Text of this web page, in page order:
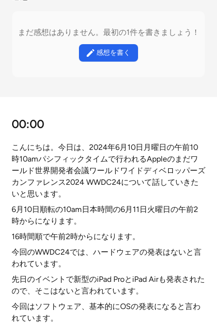
まだ感想はありません。最初の1件を書きましょう！
感想を書く
00:00
こんにちは。今日は、2024年6月10日月曜日の午前10
時10amパシフィックタイムで行われるAppleのまだワ
ールド世界開発者会議ワールドワイドディベロッパーズ
カンファレンス2024 WWDC24について話していきた
いと思います。
6月10日順転の10am日本時間の6月11日火曜日の午前2
時からになります。
16時間順で午前2時からになります。
今回のWWDC24では、ハードウェアの発表はないと言
われています。
先日のイベントで新型のiPad ProとiPad Airも発表された
ので、そこはないと言われています。
今回はソフトウェア、基本的にOSの発表になると言わ
れています。